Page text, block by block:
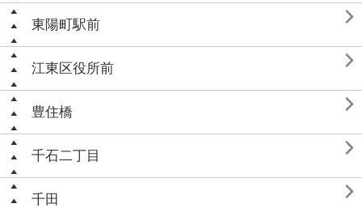
東陽町駅前 
江東区役所前 
豊住橋 
千石二丁目 
千田 